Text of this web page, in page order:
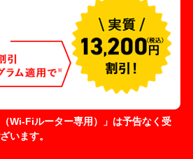
（Wi-Fiルーター専用）」は予告なく受
います。